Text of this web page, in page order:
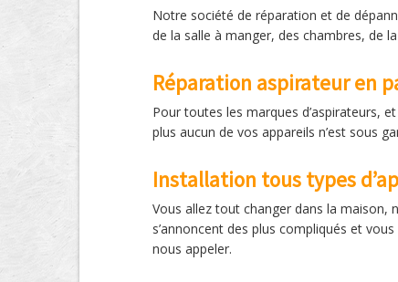
Notre société de réparation et de
de la salle à manger, des chambres, de
Réparation aspirateur en
Pour toutes les marques d’aspirateurs,
plus aucun de vos appareils n’est sous
Installation tous types
Vous allez tout changer dans la maison,
s’annoncent des plus compliqués et
nous appeler.